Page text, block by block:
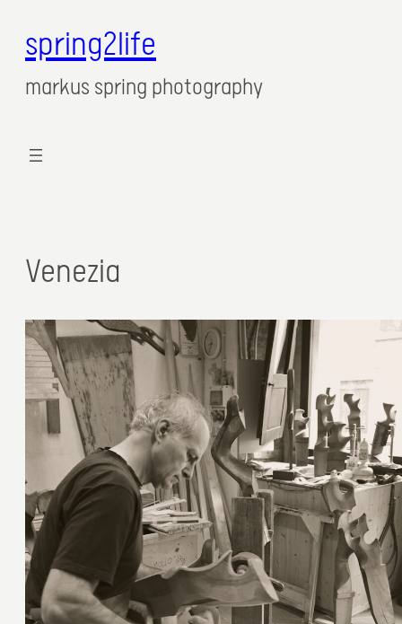
spring2life
markus spring photography
Venezia
12. Februar 2017